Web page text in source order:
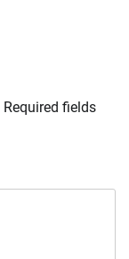
Required fields